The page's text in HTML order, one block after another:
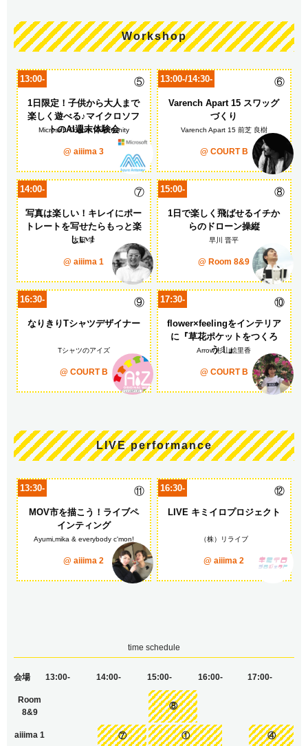
Workshop
13:00- ⑤
1日限定！子供から大人まで
楽しく遊べる♪マイクロソフ
トのAI週末体験会
Microsoft Cogbot Community
@ aiiima 3
13:00-/14:30- ⑥
Varench Apart 15 スワッグ
づくり
Varench Apart 15 前芝 良樹
@ COURT B
14:00- ⑦
写真は楽しい！キレイにポー
トレートを写せたらもっと楽
しい！
太田 学
@ aiiima 1
15:00- ⑧
1日で楽しく飛ばせるイチか
らのドローン操縦
早川 晋平
@ Room 8&9
16:30- ⑨
なりきりTシャツデザイナー
Tシャツのアイズ
@ COURT B
17:30- ⑩
flower×feelingをインテリア
に『草花ポケットをつくろ
う！』
Arrow 杉山絵里香
@ COURT B
LIVE performance
13:30- ⑪
MOV市を描こう！ライブペ
インティング
Ayumi,mika & everybody c'mon!
@ aiiima 2
16:30- ⑫
LIVE キミイロプロジェクト
（株）リライブ
@ aiiima 2
time schedule
会場 13:00- 14:00- 15:00- 16:00- 17:00-
Room
8&9
⑧
aiiima 1 ⑦ ① ④